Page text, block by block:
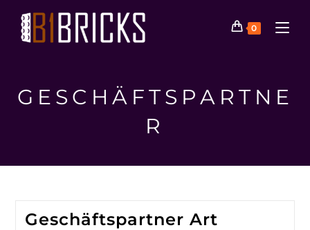
0
GESCHÄFTSPARTNE
R
Geschäftspartner Art